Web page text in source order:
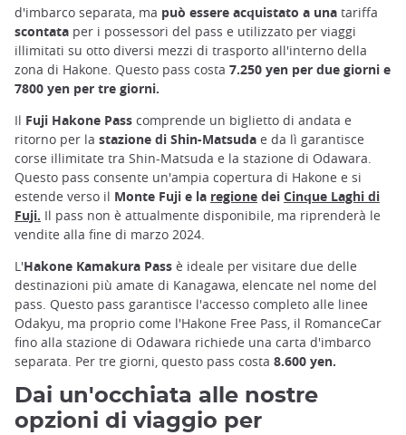
d'imbarco separata, ma può essere acquistato a una tariffa
scontata per i possessori del pass e utilizzato per viaggi
illimitati su otto diversi mezzi di trasporto all'interno della
zona di Hakone. Questo pass costa 7.250 yen per due giorni e
7800 yen per tre giorni.
Il Fuji Hakone Pass comprende un biglietto di andata e
ritorno per la stazione di Shin-Matsuda e da lì garantisce
corse illimitate tra Shin-Matsuda e la stazione di Odawara.
Questo pass consente un'ampia copertura di Hakone e si
estende verso il Monte Fuji e la regione dei Cinque Laghi di
Fuji. Il pass non è attualmente disponibile, ma riprenderà le
vendite alla fine di marzo 2024.
L'Hakone Kamakura Pass è ideale per visitare due delle
destinazioni più amate di Kanagawa, elencate nel nome del
pass. Questo pass garantisce l'accesso completo alle linee
Odakyu, ma proprio come l'Hakone Free Pass, il RomanceCar
fino alla stazione di Odawara richiede una carta d'imbarco
separata. Per tre giorni, questo pass costa 8.600 yen.
Dai un'occhiata alle nostre
opzioni di viaggio per